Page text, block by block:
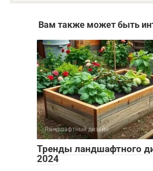
Вам также может быть
Ландшафтный дизайн
Тренды ландшафтного
2024